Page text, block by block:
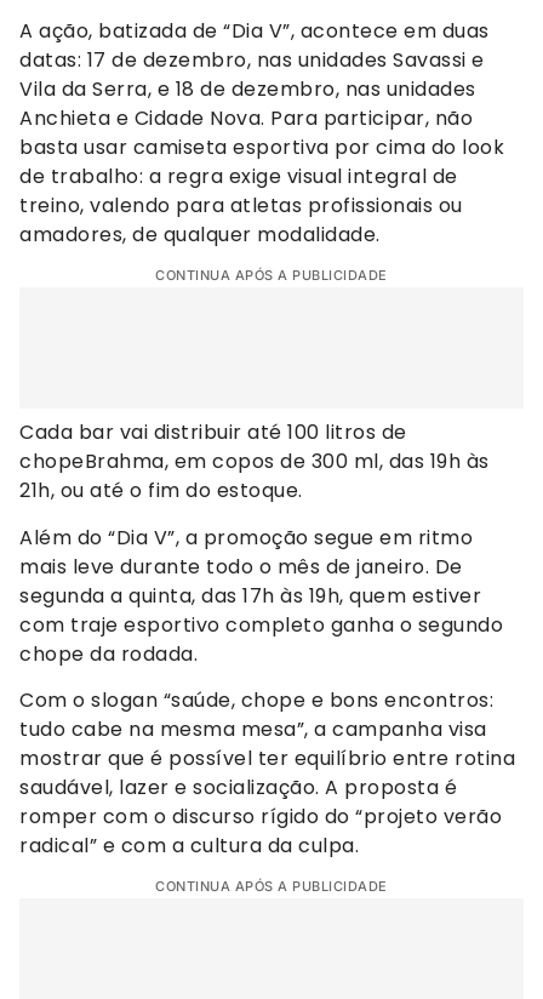
A ação, batizada de “Dia V”, acontece em duas
datas: 17 de dezembro, nas unidades Savassi e
Vila da Serra, e 18 de dezembro, nas unidades
Anchieta e Cidade Nova. Para participar, não
basta usar camiseta esportiva por cima do look
de trabalho: a regra exige visual integral de
treino, valendo para atletas profissionais ou
amadores, de qualquer modalidade.
CONTINUA APÓS A PUBLICIDADE
Cada bar vai distribuir até 100 litros de
chopeBrahma, em copos de 300 ml, das 19h às
21h, ou até o fim do estoque.
Além do “Dia V”, a promoção segue em ritmo
mais leve durante todo o mês de janeiro. De
segunda a quinta, das 17h às 19h, quem estiver
com traje esportivo completo ganha o segundo
chope da rodada.
Com o slogan “saúde, chope e bons encontros:
tudo cabe na mesma mesa”, a campanha visa
mostrar que é possível ter equilíbrio entre rotina
saudável, lazer e socialização. A proposta é
romper com o discurso rígido do “projeto verão
radical” e com a cultura da culpa.
CONTINUA APÓS A PUBLICIDADE